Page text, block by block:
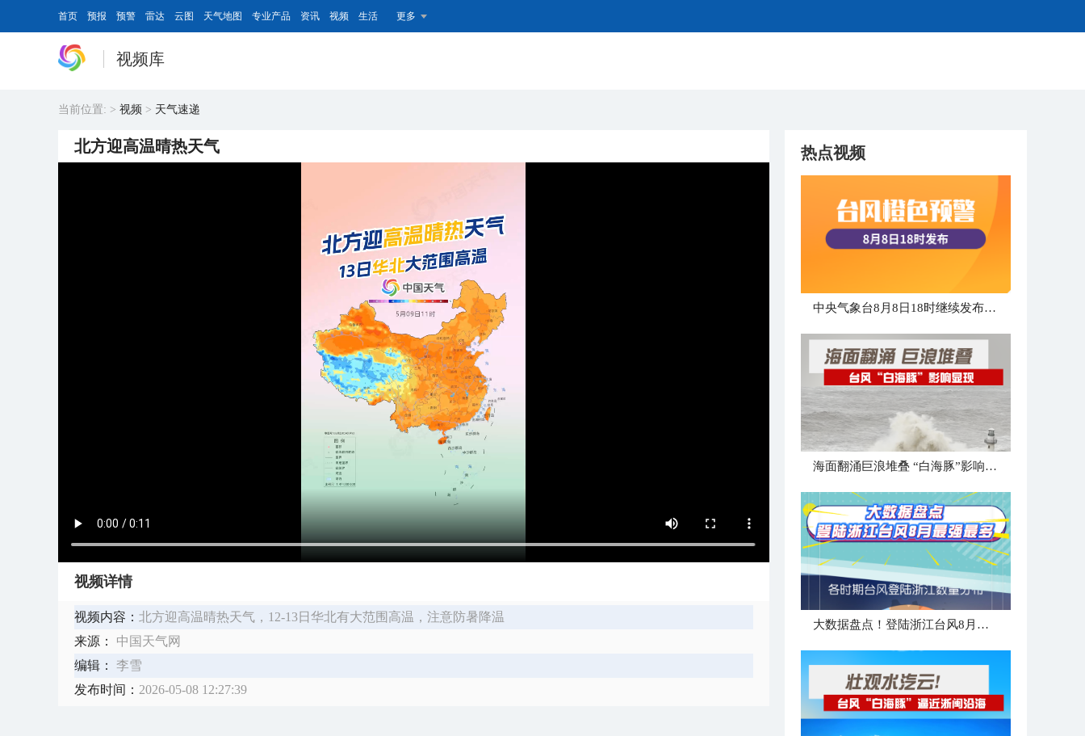
首页 预报 预警 雷达 云图 天气地图 专业产品 资讯 视频 生活 更多
视频库
当前位置: > 视频 > 天气速递
北方迎高温晴热天气
视频详情
视频内容： 北方迎高温晴热天气，12-13日华北有大范围高温，注意防暑降温
来源：
中国天气网
编辑：
李雪
发布时间： 2026-05-08 12:27:39
热点视频
中央气象台8月8日18时继续发布台风橙色预警
海面翻涌巨浪堆叠 “白海豚”影响显现
大数据盘点！登陆浙江台风8月最强最多